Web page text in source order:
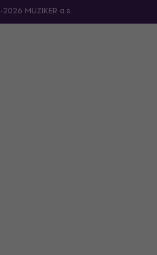
MUZIKER a.s.